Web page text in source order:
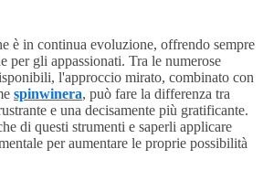
è in continua evoluzione, offrendo sempre
per gli appassionati. Tra le numerose
l'approccio mirato, combinato con
spinwinera, può fare la differenza tra
e una decisamente più gratificante.
di questi strumenti e saperli applicare
per aumentare le proprie possibilità